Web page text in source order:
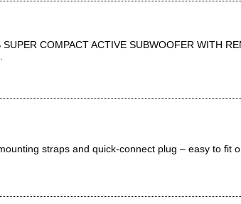
COMPACT ACTIVE SUBWOOFER WITH
straps and quick-connect plug – easy to fit